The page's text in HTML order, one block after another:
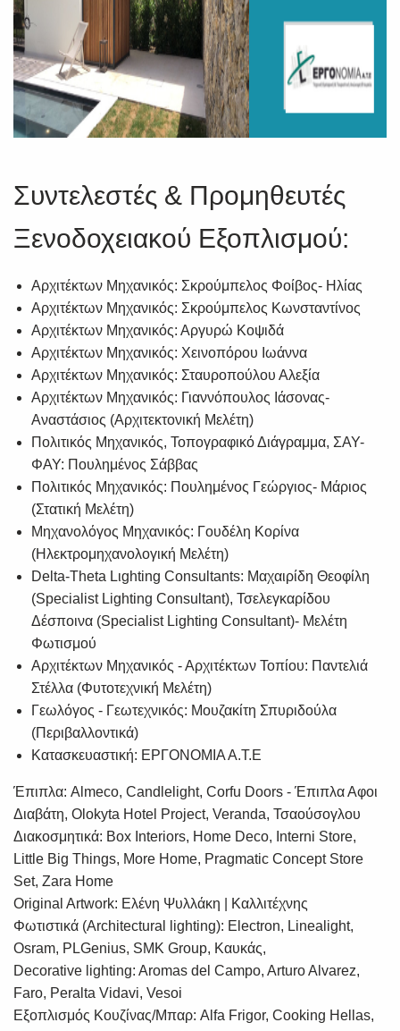
Συντελεστές & Προμηθευτές
Ξενοδοχειακού Εξοπλισμού:
Αρχιτέκτων Μηχανικός: Σκρούμπελος Φοίβος- Ηλίας
Αρχιτέκτων Μηχανικός: Σκρούμπελος Κωνσταντίνος
Αρχιτέκτων Μηχανικός: Αργυρώ Κοψιδά
Αρχιτέκτων Μηχανικός: Χεινοπόρου Ιωάννα
Αρχιτέκτων Μηχανικός: Σταυροπούλου Αλεξία
Αρχιτέκτων Μηχανικός: Γιαννόπουλος Ιάσονας-
Αναστάσιος (Αρχιτεκτονική Μελέτη)
Πολιτικός Μηχανικός, Τοπογραφικό Διάγραμμα, ΣΑΥ-
ΦΑΥ: Πουλημένος Σάββας
Πολιτικός Μηχανικός: Πουλημένος Γεώργιος- Μάριος
(Στατική Μελέτη)
Μηχανολόγος Μηχανικός: Γουδέλη Κορίνα
(Ηλεκτρομηχανολογική Μελέτη)
Delta-Theta Lιghting Consultants: Μαχαιρίδη Θεοφίλη
(Specialist Lighting Consultant), Τσελεγκαρίδου
Δέσποινα (Specialist Lighting Consultant)- Μελέτη
Φωτισμού
Αρχιτέκτων Μηχανικός - Αρχιτέκτων Τοπίου: Παντελιά
Στέλλα (Φυτοτεχνική Μελέτη)
Γεωλόγος - Γεωτεχνικός: Μουζακίτη Σπυριδούλα
(Περιβαλλοντικά)
Κατασκευαστική: ΕΡΓΟΝΟΜΙΑ Α.Τ.Ε
Έπιπλα: Almeco, Candlelight, Corfu Doors - Έπιπλα Αφοι
Διαβάτη, Olokyta Hotel Project, Veranda, Τσαούσογλου
Διακοσμητικά: Box Interiors, Home Deco, Interni Store,
Little Big Things, More Home, Pragmatic Concept Store
Set, Zara Home
Original Artwork: Ελένη Ψυλλάκη | Καλλιτέχνης
Φωτιστικά (Architectural lighting): Electron, Linealight,
Osram, PLGenius, SMK Group, Καυκάς,
Decorative lighting: Aromas del Campo, Arturo Alvarez,
Faro, Peralta Vidavi, Vesoi
Εξοπλισμός Κουζίνας/Μπαρ: Alfa Frigor, Cooking Hellas,